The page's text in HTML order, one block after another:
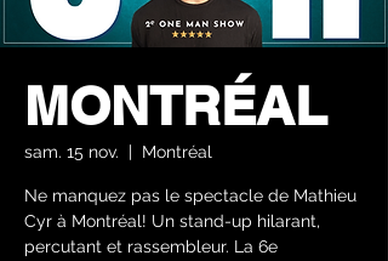
MONTRÉAL
sam. 15 nov.
  |
Montréal
Ne manquez pas le spectacle de Mathieu
Cyr à Montréal! Un stand-up hilarant,
percutant et rassembleur. La 6e